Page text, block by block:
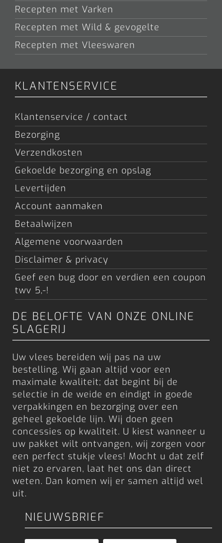
Recepten met Varken
Recepten met Wild & gevogelte
Recepten met Vleeswaren
KLANTENSERVICE
Klantenservice / contact
Bezorging
Verzendkosten
Gekoelde bezorging en opslag
Levertijden
Account aanmaken
Betaalwijzen
Algemene voorwaarden
Disclaimer & privacy
Geef een bug door en verdien een coupon
twv 5,-!
DE BELOFTE VAN ONZE ONLINE
SLAGERIJ
Uw vlees bereiden wij pas na uw
bestelling. Wij gaan altijd voor een
maximale kwaliteit; dat begint bij de
selectie in de weide en eindigt in goede
verpakkingen en bezorging over een
geheel gekoelde lijn. Wij doen geen
concessies op kwaliteit. U kiest wanneer u
uw pakket wilt ontvangen, wij zorgen voor
een perfect stukje vlees! Mocht u dat zelf
niet zo ervaren, laat het ons dan direct
weten. Dan komen wij er samen altijd wel
uit.
NIEUWSBRIEF